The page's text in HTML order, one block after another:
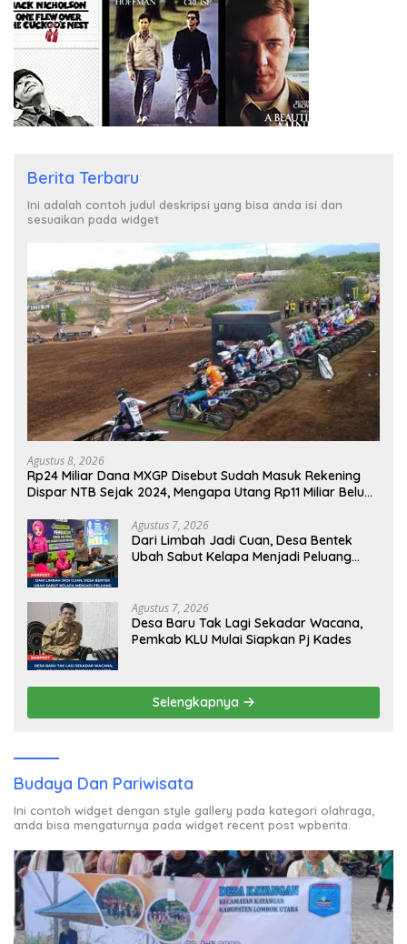
Berita Terbaru
Ini adalah contoh judul deskripsi yang bisa anda isi dan
sesuaikan pada widget
Agustus 8, 2026
Rp24 Miliar Dana MXGP Disebut Sudah Masuk Rekening
Dispar NTB Sejak 2024, Mengapa Utang Rp11 Miliar Belum
Agustus 7, 2026
Dari Limbah Jadi Cuan, Desa Bentek
Ubah Sabut Kelapa Menjadi Peluang
Agustus 7, 2026
Desa Baru Tak Lagi Sekadar Wacana,
Pemkab KLU Mulai Siapkan Pj Kades
Selengkapnya
Budaya Dan Pariwisata
Ini contoh widget dengan style gallery pada kategori olahraga,
anda bisa mengaturnya pada widget recent post wpberita.